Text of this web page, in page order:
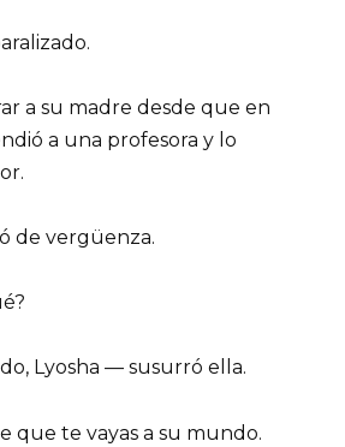
a su madre desde que en
a una profesora y lo
de vergüenza.
Lyosha — susurró ella.
que te vayas a su mundo.